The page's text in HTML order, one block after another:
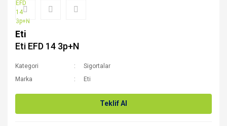
Eti
Eti EFD 14 3p+N
Kategori
Sigortalar
Marka
Eti
Teklif Al